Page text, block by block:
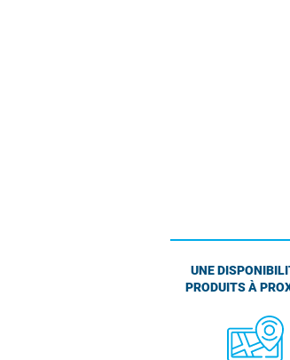
UNE
PRODUITS À